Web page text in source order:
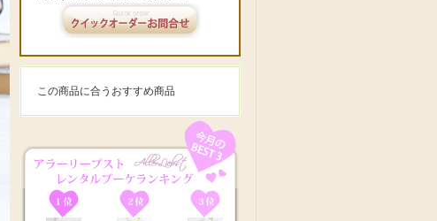
この商品に合うおすすめ商品